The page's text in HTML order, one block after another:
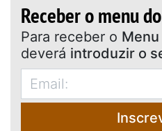
Receber o menu
Para receber o Menu
deverá introduzir o